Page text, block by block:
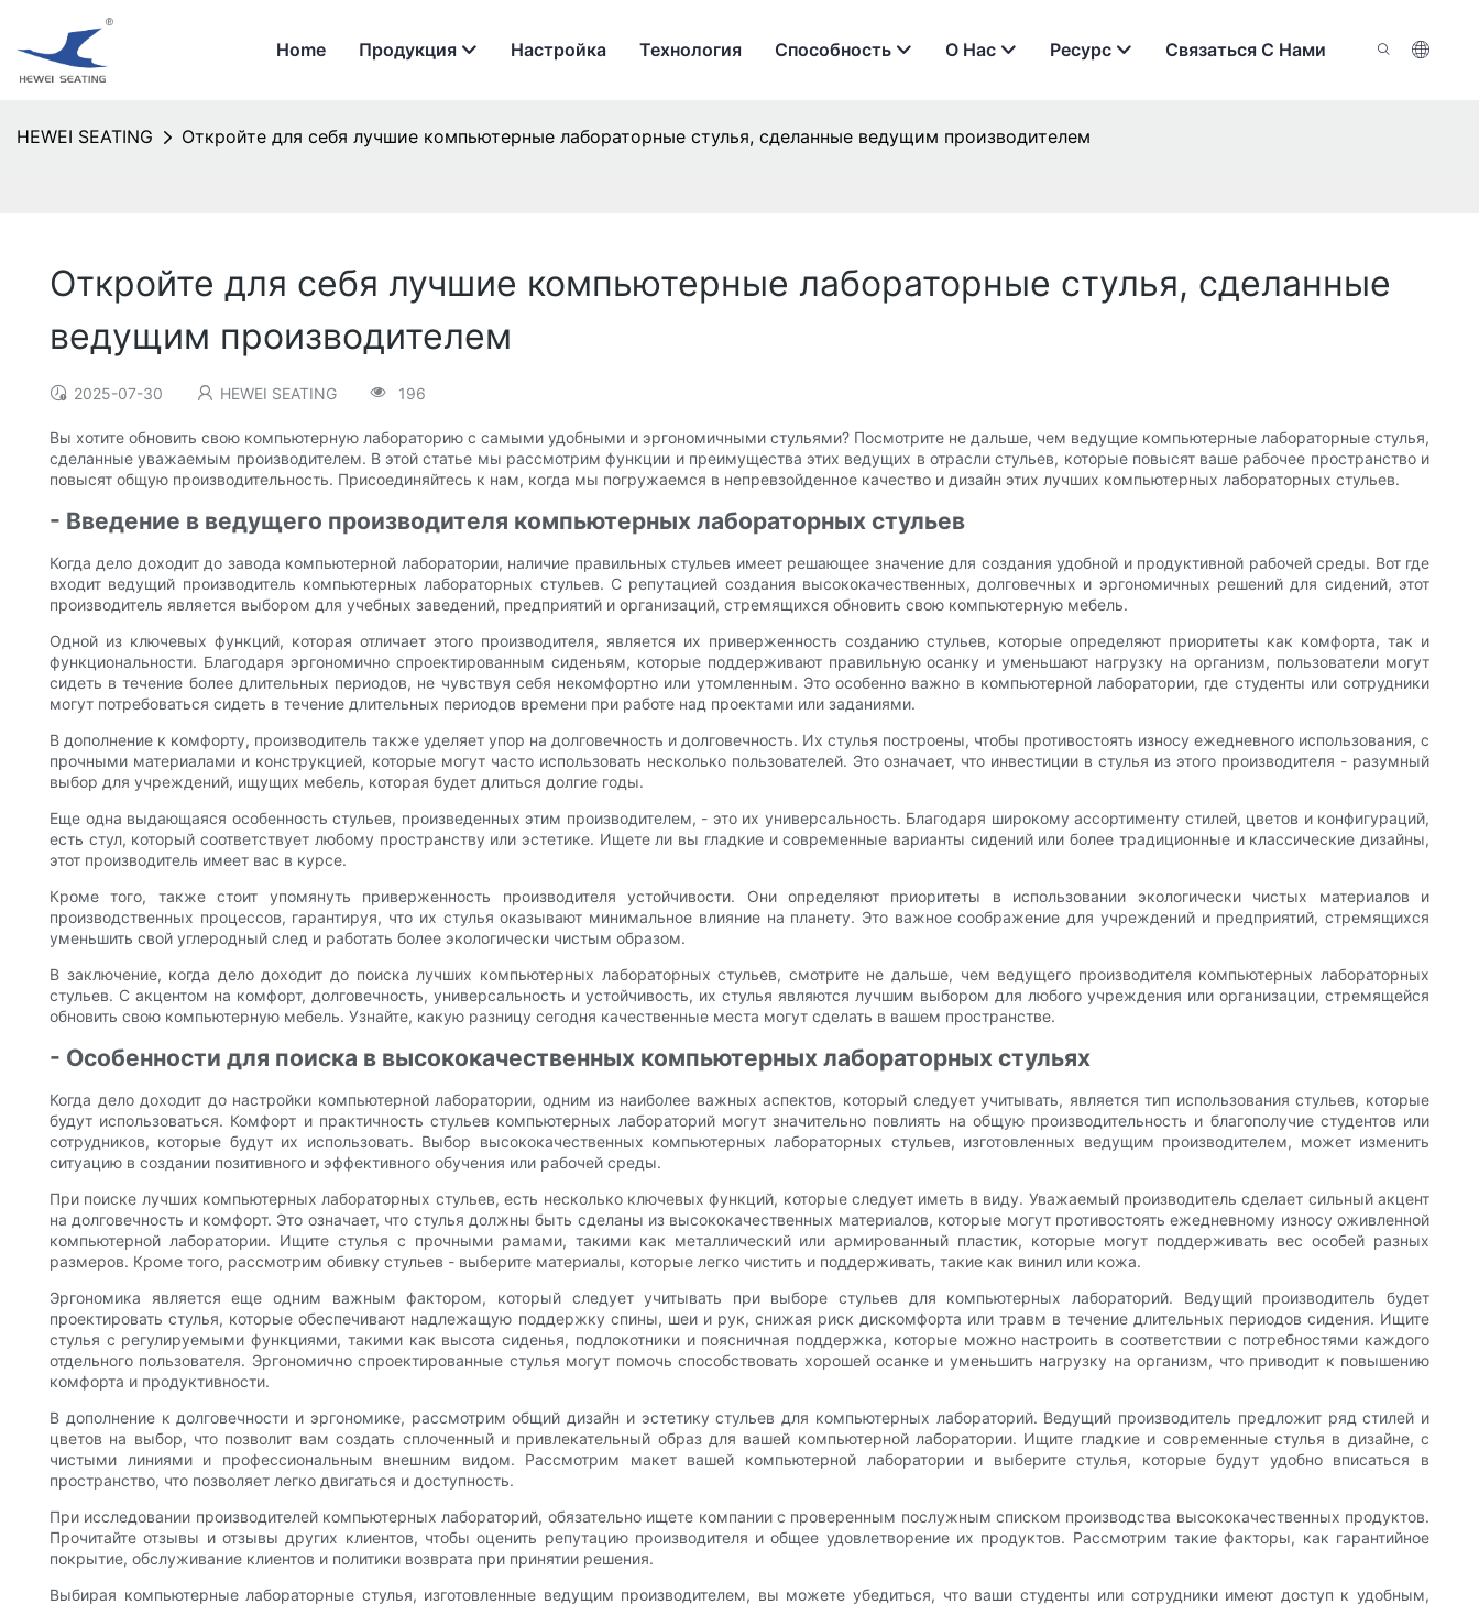
Home Продукция Настройка Технология Способность О Нас Ресурс Связаться С Нами
HEWEI SEATING Откройте для себя лучшие компьютерные лабораторные стулья, сделанные ведущим производителем
Откройте для себя лучшие компьютерные лабораторные стулья, сделанные
ведущим производителем
2025-07-30 HEWEI SEATING 196
Вы хотите обновить свою компьютерную лабораторию с самыми удобными и эргономичными стульями? Посмотрите не дальше, чем ведущие компьютерные лабораторные стулья,
сделанные уважаемым производителем. В этой статье мы рассмотрим функции и преимущества этих ведущих в отрасли стульев, которые повысят ваше рабочее пространство и
повысят общую производительность. Присоединяйтесь к нам, когда мы погружаемся в непревзойденное качество и дизайн этих лучших компьютерных лабораторных стульев.
- Введение в ведущего производителя компьютерных лабораторных стульев
Когда дело доходит до завода компьютерной лаборатории, наличие правильных стульев имеет решающее значение для создания удобной и продуктивной рабочей среды. Вот где
входит ведущий производитель компьютерных лабораторных стульев. С репутацией создания высококачественных, долговечных и эргономичных решений для сидений, этот
производитель является выбором для учебных заведений, предприятий и организаций, стремящихся обновить свою компьютерную мебель.
Одной из ключевых функций, которая отличает этого производителя, является их приверженность созданию стульев, которые определяют приоритеты как комфорта, так и
функциональности. Благодаря эргономично спроектированным сиденьям, которые поддерживают правильную осанку и уменьшают нагрузку на организм, пользователи могут
сидеть в течение более длительных периодов, не чувствуя себя некомфортно или утомленным. Это особенно важно в компьютерной лаборатории, где студенты или сотрудники
могут потребоваться сидеть в течение длительных периодов времени при работе над проектами или заданиями.
В дополнение к комфорту, производитель также уделяет упор на долговечность и долговечность. Их стулья построены, чтобы противостоять износу ежедневного использования, с
прочными материалами и конструкцией, которые могут часто использовать несколько пользователей. Это означает, что инвестиции в стулья из этого производителя - разумный
выбор для учреждений, ищущих мебель, которая будет длиться долгие годы.
Еще одна выдающаяся особенность стульев, произведенных этим производителем, - это их универсальность. Благодаря широкому ассортименту стилей, цветов и конфигураций,
есть стул, который соответствует любому пространству или эстетике. Ищете ли вы гладкие и современные варианты сидений или более традиционные и классические дизайны,
этот производитель имеет вас в курсе.
Кроме того, также стоит упомянуть приверженность производителя устойчивости. Они определяют приоритеты в использовании экологически чистых материалов и
производственных процессов, гарантируя, что их стулья оказывают минимальное влияние на планету. Это важное соображение для учреждений и предприятий, стремящихся
уменьшить свой углеродный след и работать более экологически чистым образом.
В заключение, когда дело доходит до поиска лучших компьютерных лабораторных стульев, смотрите не дальше, чем ведущего производителя компьютерных лабораторных
стульев. С акцентом на комфорт, долговечность, универсальность и устойчивость, их стулья являются лучшим выбором для любого учреждения или организации, стремящейся
обновить свою компьютерную мебель. Узнайте, какую разницу сегодня качественные места могут сделать в вашем пространстве.
- Особенности для поиска в высококачественных компьютерных лабораторных стульях
Когда дело доходит до настройки компьютерной лаборатории, одним из наиболее важных аспектов, который следует учитывать, является тип использования стульев, которые
будут использоваться. Комфорт и практичность стульев компьютерных лабораторий могут значительно повлиять на общую производительность и благополучие студентов или
сотрудников, которые будут их использовать. Выбор высококачественных компьютерных лабораторных стульев, изготовленных ведущим производителем, может изменить
ситуацию в создании позитивного и эффективного обучения или рабочей среды.
При поиске лучших компьютерных лабораторных стульев, есть несколько ключевых функций, которые следует иметь в виду. Уважаемый производитель сделает сильный акцент
на долговечность и комфорт. Это означает, что стулья должны быть сделаны из высококачественных материалов, которые могут противостоять ежедневному износу оживленной
компьютерной лаборатории. Ищите стулья с прочными рамами, такими как металлический или армированный пластик, которые могут поддерживать вес особей разных
размеров. Кроме того, рассмотрим обивку стульев - выберите материалы, которые легко чистить и поддерживать, такие как винил или кожа.
Эргономика является еще одним важным фактором, который следует учитывать при выборе стульев для компьютерных лабораторий. Ведущий производитель будет
проектировать стулья, которые обеспечивают надлежащую поддержку спины, шеи и рук, снижая риск дискомфорта или травм в течение длительных периодов сидения. Ищите
стулья с регулируемыми функциями, такими как высота сиденья, подлокотники и поясничная поддержка, которые можно настроить в соответствии с потребностями каждого
отдельного пользователя. Эргономично спроектированные стулья могут помочь способствовать хорошей осанке и уменьшить нагрузку на организм, что приводит к повышению
комфорта и продуктивности.
В дополнение к долговечности и эргономике, рассмотрим общий дизайн и эстетику стульев для компьютерных лабораторий. Ведущий производитель предложит ряд стилей и
цветов на выбор, что позволит вам создать сплоченный и привлекательный образ для вашей компьютерной лаборатории. Ищите гладкие и современные стулья в дизайне, с
чистыми линиями и профессиональным внешним видом. Рассмотрим макет вашей компьютерной лаборатории и выберите стулья, которые будут удобно вписаться в
пространство, что позволяет легко двигаться и доступность.
При исследовании производителей компьютерных лабораторий, обязательно ищете компании с проверенным послужным списком производства высококачественных продуктов.
Прочитайте отзывы и отзывы других клиентов, чтобы оценить репутацию производителя и общее удовлетворение их продуктов. Рассмотрим такие факторы, как гарантийное
покрытие, обслуживание клиентов и политики возврата при принятии решения.
Выбирая компьютерные лабораторные стулья, изготовленные ведущим производителем, вы можете убедиться, что ваши студенты или сотрудники имеют доступ к удобным,